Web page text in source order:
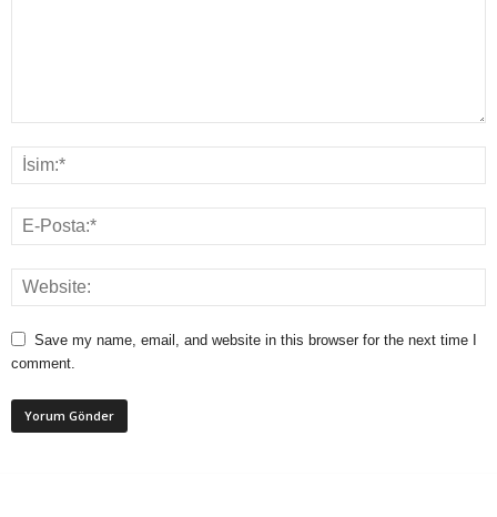
Save my name, email, and website in this browser for the next time I
comment.